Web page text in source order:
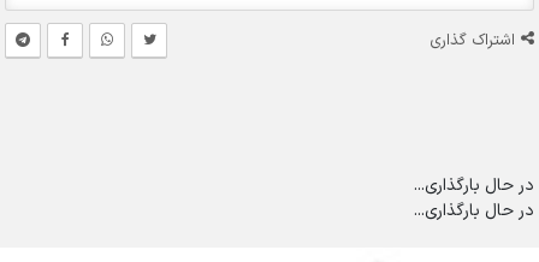
اشتراک گذاری
در حال بارگذاری...
در حال بارگذاری...